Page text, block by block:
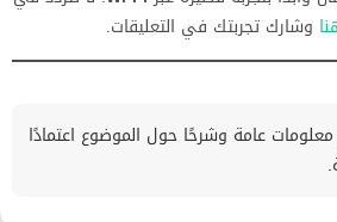
وشارك تجربتك في التعليقات.
عامة وشرحًا حول الموضوع اعتمادًا